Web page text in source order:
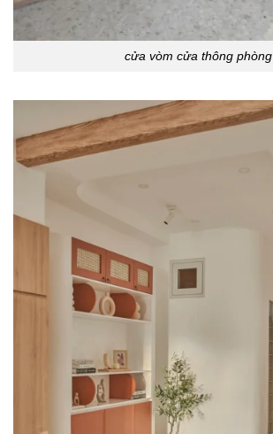
cửa vòm cửa thông phòng